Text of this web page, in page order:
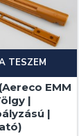
EMM
|
|
TESZEM